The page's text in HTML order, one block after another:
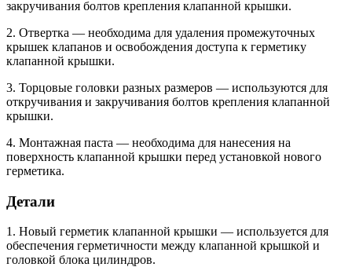
закручивания болтов крепления клапанной крышки.
2. Отвертка — необходима для удаления промежуточных
крышек клапанов и освобождения доступа к герметику
клапанной крышки.
3. Торцовые головки разных размеров — используются для
откручивания и закручивания болтов крепления клапанной
крышки.
4. Монтажная паста — необходима для нанесения на
поверхность клапанной крышки перед установкой нового
герметика.
Детали
1. Новый герметик клапанной крышки — используется для
обеспечения герметичности между клапанной крышкой и
головкой блока цилиндров.